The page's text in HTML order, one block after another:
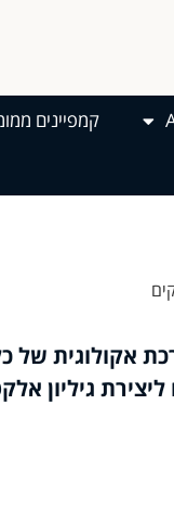
קמפיינים
אקולוגית של
גיליון